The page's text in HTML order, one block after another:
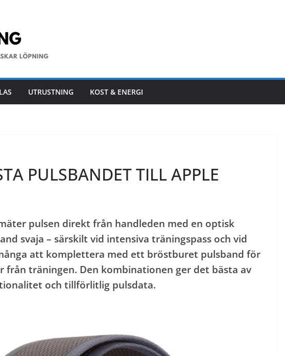
UTRUSTNING KOST & ENERGI
PULSBANDET TILL APPLE
pulsen direkt från handleden med en optisk
svaja – särskilt vid intensiva träningspass och vid
att komplettera med ett bröstburet pulsband för
från träningen. Den kombinationen ger det bästa av
och tillförlitlig pulsdata.